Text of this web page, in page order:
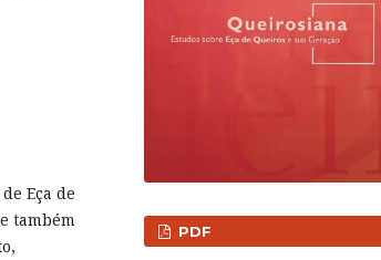
Eça de
também
PDF